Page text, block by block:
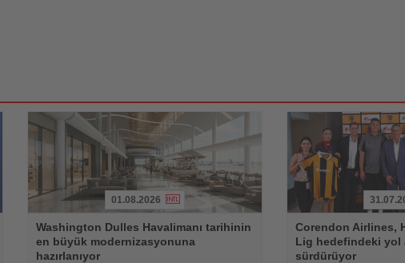
Oku
01.08.2026
Washington Dulles Havalimanı tarihinin
en büyük modernizasyonuna
hazırlanıyor
Oku
Corendon Airlines,
Lig hedefindeki yol
sürdürüyor